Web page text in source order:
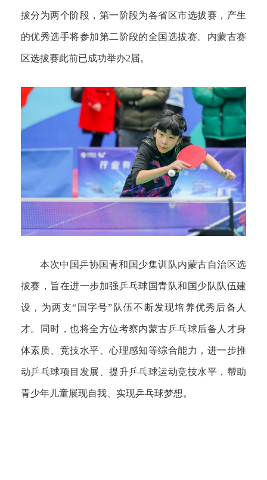
拔分为两个阶段，第一阶段为各省区市选拔赛，产生
的优秀选手将参加第二阶段的全国选拔赛。内蒙古赛
区选拔赛此前已成功举办2届。
本次中国乒协国青和国少集训队内蒙古自治区选
拔赛，旨在进一步加强乒乓球国青队和国少队队伍建
设，为两支“国字号”队伍不断发现培养优秀后备人
才。同时，也将全方位考察内蒙古乒乓球后备人才身
体素质、竞技水平、心理感知等综合能力，进一步推
动乒乓球项目发展、提升乒乓球运动竞技水平，帮助
青少年儿童展现自我、实现乒乓球梦想。